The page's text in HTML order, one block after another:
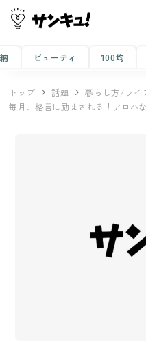
ビューティ 100均
トップ 話題
暮らし方/ライ
毎月、格言に励まされる！アロハ